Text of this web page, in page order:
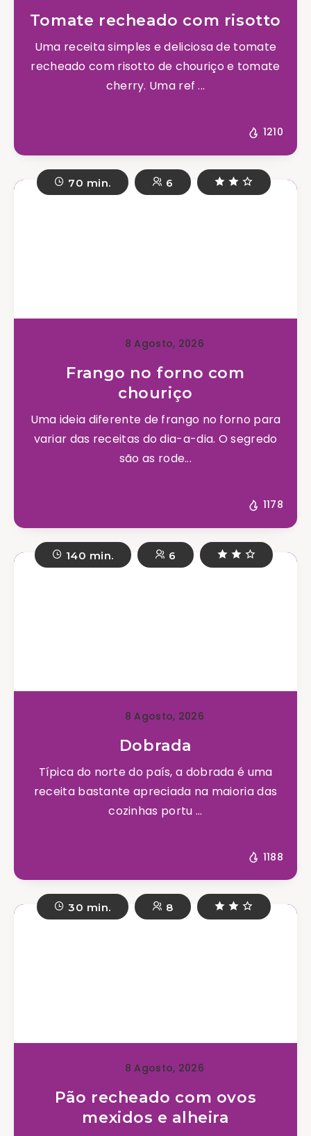
Tomate recheado com risotto
Uma receita simples e deliciosa de tomate
recheado com risotto de chouriço e tomate
cherry. Uma ref ...
1210
70 min. 6
8 Agosto, 2026
Frango no forno com
chouriço
Uma ideia diferente de frango no forno para
variar das receitas do dia-a-dia. O segredo
são as rode...
1178
140 min. 6
8 Agosto, 2026
Dobrada
Típica do norte do país, a dobrada é uma
receita bastante apreciada na maioria das
cozinhas portu ...
1188
30 min. 8
8 Agosto, 2026
Pão recheado com ovos
mexidos e alheira